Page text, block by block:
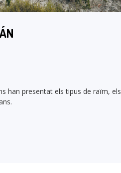
han presentat els tipus de raïm, els